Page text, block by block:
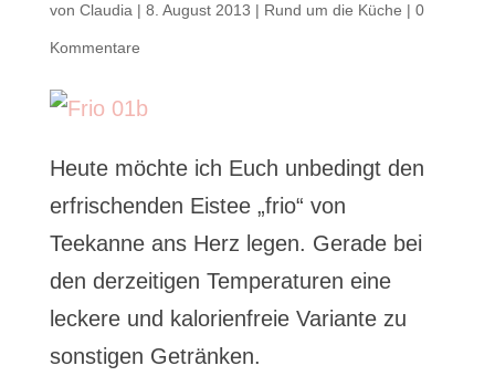
von Claudia | 8. August 2013 | Rund um die Küche | 0
Kommentare
Heute möchte ich Euch unbedingt den
erfrischenden Eistee „frio“ von
Teekanne ans Herz legen. Gerade bei
den derzeitigen Temperaturen eine
leckere und kalorienfreie Variante zu
sonstigen Getränken.